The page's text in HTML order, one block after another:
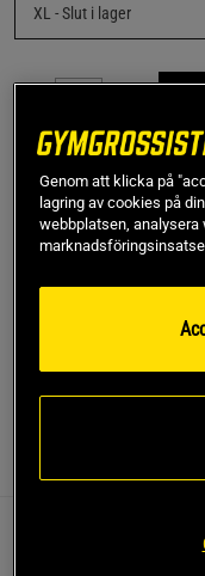
XL - Slut i lager
!
Denna produkt
när produkter
och funktionalitet för
Dessa
Genom att klicka på
lagring av cookies på
webbplatsen, analysera